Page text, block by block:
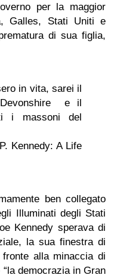
per la maggior
Galles, Stati Uniti e
di sua figlia,
in vita, sarei il
Devonshire e il
i massoni del
Kennedy: A Life
ben collegato
Illuminati degli Stati
Kennedy sperava di
la sua finestra di
alla minaccia di
democrazia in Gran